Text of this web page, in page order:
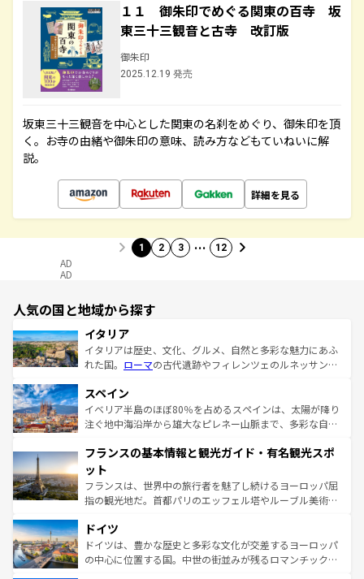
１１ 御朱印でめぐる関東の百寺 坂
東三十三観音と古寺 改訂版
御朱印
2025.12.19 発売
坂東三十三観音を中心とした関東の名刹をめぐり、御朱印を頂
く。お寺の由緒や御朱印の意味、読み方などもていねいに解
説。
詳細を見る
1 2 3 … 12
AD
AD
人気の国と地域から探す
イタリア
イタリアは歴史、文化、グルメ、自然と多彩な魅力にあふ
れた国。 ローマの古代遺跡やフィレンツェのルネッサンス
ろん、トスカーナの美しい田園風景やアマルフィ海岸の絶
景など、自然景観も見逃せない。観光の合間には、本場の
ピザやパスタなど、絶品のイタリア料理を堪能することも
ませてくれるイタリアで、忘れられない旅をしてみよう！
なお、新着のイタリア情報は
しい。
スペイン
イベリア半島のほぼ80％を占めるスペインは、太陽が降り
注ぐ地中海沿岸から雄大なピレネー山脈まで、多彩な自然
文化が根付くこの国では、情熱的なフラメンコ、熱気あふ
れる闘牛、そして美味しいタパスが生活の一部となってい
る。首都マドリードの洗練された雰囲気や、バルセロナの
アートに溢れた街角から、地方では古代ローマ遺跡や中世
せる。地方によって風土や気候が異なるスペインはその個
性で訪れる人を魅了する。 なお、新着のスペイン情報は コ
ンテンツ一覧を参照してほしい。
フランスの基本情報と観光ガイド・有名観光スポ
ット
フランスは、世界中の旅行者を魅了し続けるヨーロッパ屈
指の観光地だ。首都パリのエッフェル塔やルーブル美術館
で、幅広い魅力が詰まっている。華麗な宮殿、歴史的な大
聖堂、美しいビーチ、そして豊かな自然が、訪れる者を心
から魅了する。また、フランスは美食の国としても知ら
ドイツ
ドイツは、豊かな歴史と多彩な文化が交差するヨーロッパ
の中心に位置する国。中世の街並みが残るロマンチック街